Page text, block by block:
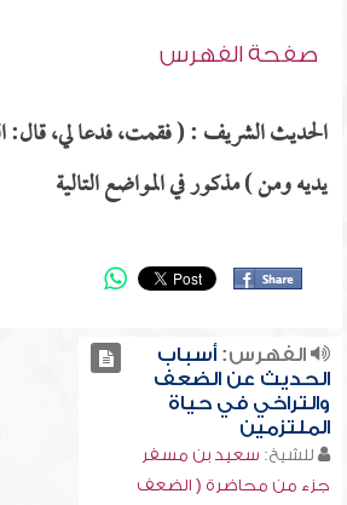
صفحة الفهرس
الحديث الشريف : ( فقمت، فدعا لي، قال:
يديه ومن ) مذكور في المواضع التالية
الفهرس:أسباب
الحديث عن الضعف
والتراخي في حياة
الملتزمين
للشيخ: سعيد بن مسفر
جزء من محاضرة ( الضعف